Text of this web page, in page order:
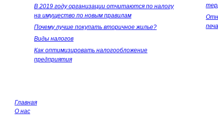
В 2019 году организации отчитаются по налогу
на имущество по новым правилам
Почему лучше покупать вторичное жилье?
Виды налогов
Как оптимизировать налогообложение
предприятия
Главная
О нас